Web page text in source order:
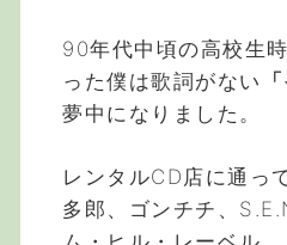
90年代中頃の高校生
った僕は歌詞がない
夢中になりました。
レンタルCD店に通っ
多郎、ゴンチチ、